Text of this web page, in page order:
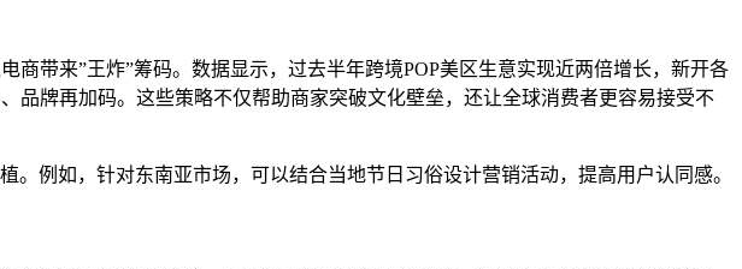
商带来”王炸”筹码。数据显示，过去半年跨境POP美区生意实现近两倍增长，新开各
品牌再加码。这些策略不仅帮助商家突破文化壁垒，还让全球消费者更容易接受不
例如，针对东南亚市场，可以结合当地节日习俗设计营销活动，提高用户认同感。